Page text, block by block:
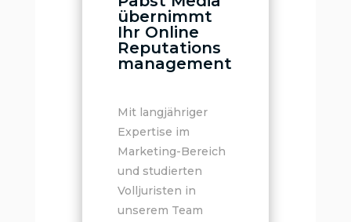
übernimmt
Ihr Online
Reputations
management
Mit langjähriger
Expertise im
Marketing-Bereich
und studierten
Volljuristen in
unserem Team